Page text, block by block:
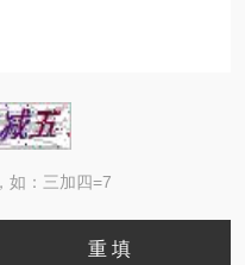
如：三加四=7